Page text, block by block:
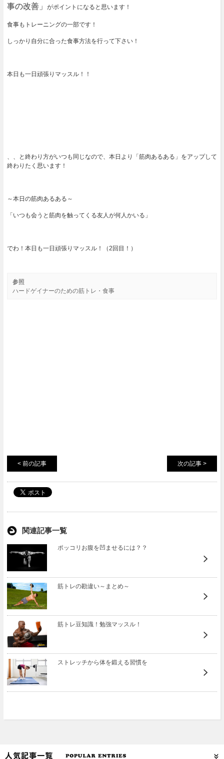
事の改善」
がポイントになると思います！
食事もトレーニングの一部です！
しっかり自分に合った食事方法を行って下さい！
本日も一日頑張りマッスル！！
、、と終わり方がいつも同じなので、本日より「筋肉あるある」をアップして
終わりたく思います！
～本日の筋肉あるある～
「いつも会うと筋肉を触ってくる友人が何人かいる」
でわ！本日も一日頑張りマッスル！（2回目！）
参照
ハードゲイナーのための筋トレ・食事
< 前の記事 次の記事 >
関連記事一覧
ポッコリお腹を凹ませるには？？
筋トレの勘違い～まとめ～
筋トレ豆知識！勉強マッスル！
ストレッチから体を鍛える習慣を